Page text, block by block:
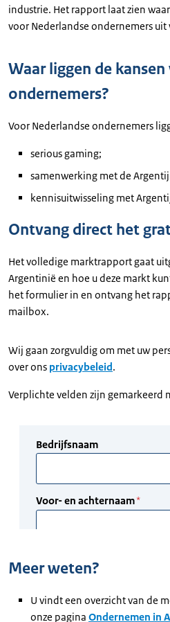
industrie. Het rapport laat zien
voor Nederlandse ondernemers uit
Waar liggen de
ondernemers?
Voor Nederlandse ondernemers
serious gaming;
samenwerking met de
kennisuitwisseling met
Ontvang direct het
Het volledige marktrapport gaat
Argentinië en hoe u deze markt
het formulier in en ontvang het
mailbox.
Wij gaan zorgvuldig om met uw
over ons privacybeleid.
Verplichte velden zijn gemarkeerd
Meer weten?
U vindt een overzicht van de
onze pagina Ondernemen in